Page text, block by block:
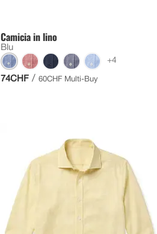
Camicia in lino
Blu
+4
74CHF / 60CHF Multi-Buy